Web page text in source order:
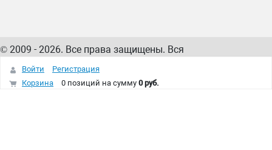
© 2009 - 2026. Все права защищены. Вся
информация на сайте – собственность
интернет-магазина
Войти
Регистрация
Корзина
0 позиций на сумму 0 руб.